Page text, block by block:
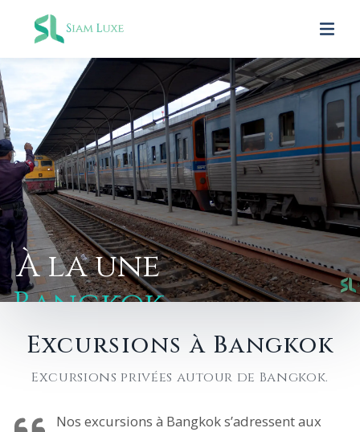
À la une
Bangkok
Temples. Canaux. Energie.
BANGKOK
Excursions à Bangkok
Excursions privées autour de Bangkok.
Nos excursions à Bangkok s’adressent aux